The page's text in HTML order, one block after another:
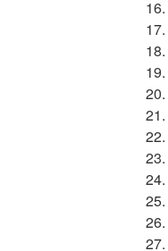
16.
17.
18.
19.
20.
21.
22.
23.
24.
25.
26.
27.